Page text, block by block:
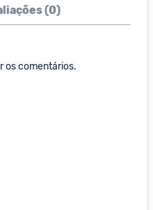
(0)
os comentários.